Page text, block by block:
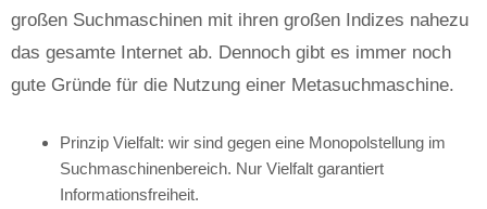
großen Suchmaschinen mit ihren großen Indizes nahezu
das gesamte Internet ab. Dennoch gibt es immer noch
gute Gründe für die Nutzung einer Metasuchmaschine.
Prinzip Vielfalt: wir sind gegen eine Monopolstellung im
Suchmaschinenbereich. Nur Vielfalt garantiert
Informationsfreiheit.